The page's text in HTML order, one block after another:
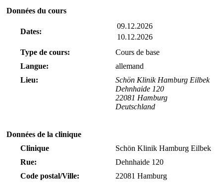
Données du cours
Dates:
09.12.2026
10.12.2026
Type de cours:
Cours de base
Langue:
allemand
Lieu:
Schön Klinik Hamburg Eilbek
Dehnhaide 120
22081 Hamburg
Deutschland
Données de la clinique
Clinique
Schön Klinik Hamburg Eilbek
Rue:
Dehnhaide 120
Code postal/Ville:
22081 Hamburg